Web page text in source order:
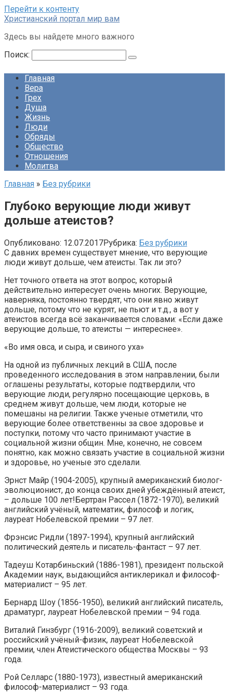
Перейти к контенту
Христианский портал мир вам
Здесь вы найдете много важного
Поиск:
Главная
Вера
Грех
Душа
Жизнь
Люди
Обряды
Общество
Отношения
Молитва
Главная » Без рубрики
Глубоко верующие люди живут
дольше атеистов?
Опубликовано: 12.07.2017Рубрика: Без рубрики
С давних времен существует мнение, что верующие
люди живут дольше, чем атеисты. Так ли это?
Нет точного ответа на этот вопрос, который
действительно интересует очень многих. Верующие,
наверняка, постоянно твердят, что они явно живут
дольше, потому что не курят, не пьют и т.д., а вот у
атеистов всегда всё заканчивается словами: «Если даже
верующие дольше, то атеисты — интереснее».
«Во имя овса, и сыра, и свиного уха»
На одной из публичных лекций в США, после
проведенного исследования в этом направлении, были
оглашены результаты, которые подтвердили, что
верующие люди, регулярно посещающие церковь, в
среднем живут дольше, чем люди, которые не
помешаны на религии. Также ученые отметили, что
верующие более ответственны за свое здоровье и
поступки, потому что часто принимают участие в
социальной жизни общин. Мне, конечно, не совсем
понятно, как можно связать участие в социальной жизни
и здоровье, но ученые это сделали.
Эрнст Майр (1904-2005), крупный американский биолог-
эволюционист, до конца своих дней убеждённый атеист,
– дольше 100 лет!Бертран Рассел (1872-1970), великий
английский учёный, математик, философ и логик,
лауреат Нобелевской премии – 97 лет.
Фрэнсис Ридли (1897-1994), крупный английский
политический деятель и писатель-фантаст – 97 лет.
Тадеуш Котарбиньский (1886-1981), президент польской
Академии наук, выдающийся антиклерикал и философ-
материалист – 95 лет.
Бернард Шоу (1856-1950), великий английский писатель,
драматург, лауреат Нобелевской премии – 94 года.
Виталий Гинзбург (1916-2009), великий советский и
российский учёный-физик, лауреат Нобелевской
премии, член Атеистического общества Москвы – 93
года.
Рой Селларс (1880-1973), известный американский
философ-материалист – 93 года.